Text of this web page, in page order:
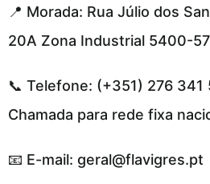
📍 Morada: Rua Júlio dos
20A Zona Industrial 5400-
📞 Telefone: (+351) 276 341
Chamada para rede fixa
📧 E-mail: geral@flavigres.pt